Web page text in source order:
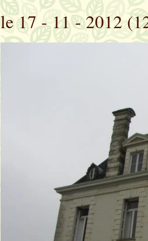
le 17 - 11 - 2012